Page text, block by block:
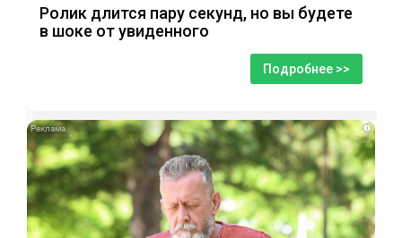
Ролик длится пару секунд, но вы будете
в шоке от увиденного
Подробнее >>
i